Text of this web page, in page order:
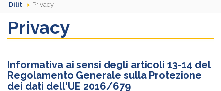
Dilit
Privacy
Privacy
Informativa ai sensi degli articoli 13-14 del
Regolamento Generale sulla Protezione
dei dati dell'UE 2016/679